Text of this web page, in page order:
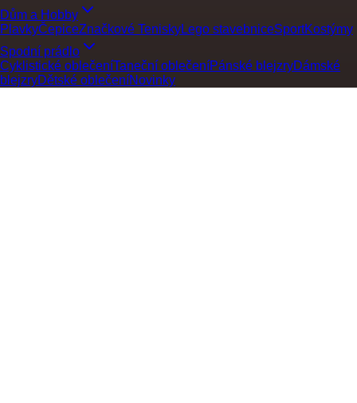
Dům a Hobby
PlavkyČepiceZnačkové TeniskyLego stavebniceSportKostýmy
Spodní prádlo
Cyklistické oblečeníTaneční oblečeníPánské blejzryDámské
blejzryDětské oblečeníNovinky